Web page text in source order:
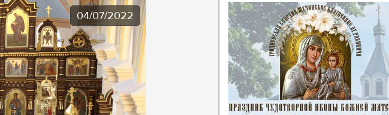
04/07/2022